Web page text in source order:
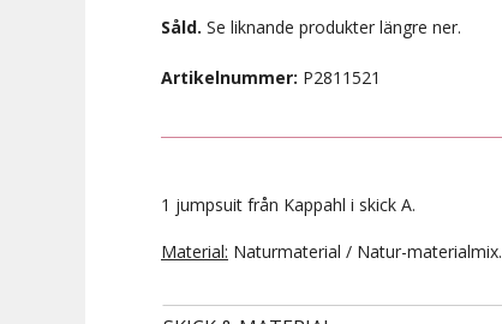
Såld. Se liknande produkter längre ner.
Artikelnummer: P2811521
1 jumpsuit från Kappahl i skick A.
Material: Naturmaterial / Natur-materialmix.